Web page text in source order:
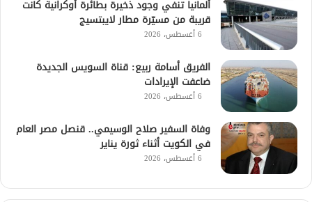
ألمانيا تنفي وجود ذخيرة بطائرة أوكرانية كانت
قريبة من مسيّرة مطار لايبتسيج
6 أغسطس، 2026
الفريق أسامة ربيع: قناة السويس الجديدة
ضاعفت الإيرادات
6 أغسطس، 2026
وفاة السفير صلاح الوسيمي.. قنصل مصر العام
في الكويت أثناء ثورة يناير
6 أغسطس، 2026